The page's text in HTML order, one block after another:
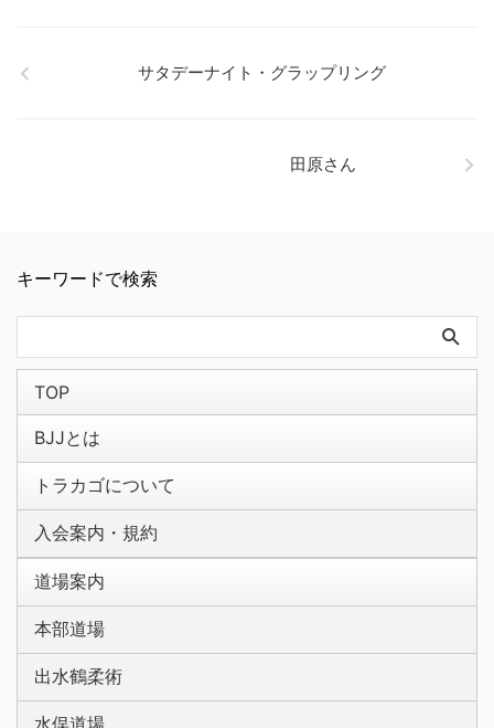
サタデーナイト・グラップリング
田原さん
キーワードで検索
TOP
BJJとは
トラカゴについて
入会案内・規約
道場案内
本部道場
出水鶴柔術
水俣道場